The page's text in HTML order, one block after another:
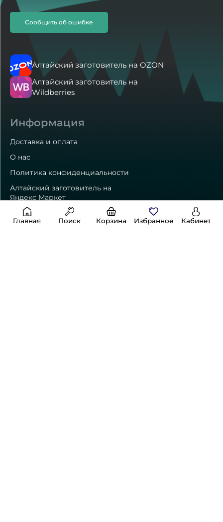
Сообщить об ошибке
Алтайский заготовитель на OZON
Алтайский заготовитель на
Wildberries
Информация
Доставка и оплата
О нас
Политика конфиденциальности
Алтайский заготовитель на
Яндекс Маркет
Главная Поиск Корзина Избранное Кабинет